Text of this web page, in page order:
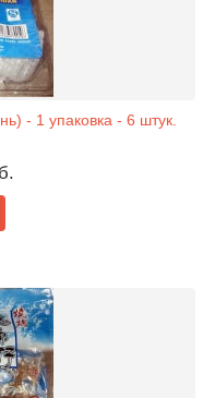
- 1 упаковка - 6 штук.